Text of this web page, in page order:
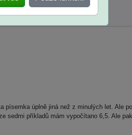
úplně jiná než z minulých let. Ale
sedmi příkladů mám vypočítano 6,5. Ale